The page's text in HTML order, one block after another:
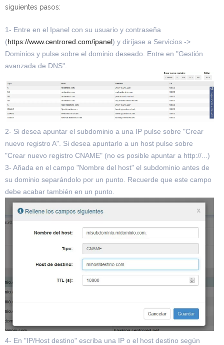
siguientes pasos:
1- Entre en el Ipanel con su usuario y contraseña
(https://www.centrored.com/ipanel) y diríjase a Servicios ->
Dominios y pulse sobre el dominio deseado. Entre en "Gestión
avanzada de DNS".
2- Si desea apuntar el subdominio a una IP pulse sobre "Crear
nuevo registro A". Si desea apuntarlo a un host pulse sobre
"Crear nuevo registro CNAME" (no es posible apuntar a http://...)
3- Añada en el campo "Nombre del host" el subdominio antes de
su dominio separándolo por un punto. Recuerde que este campo
debe acabar también en un punto.
4- En "IP/Host destino" escriba una IP o el host destino según